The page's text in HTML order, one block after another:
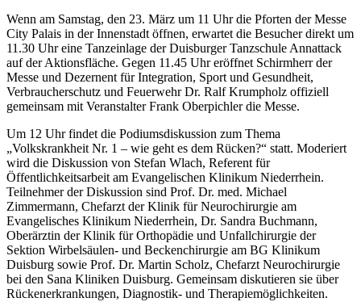
Wenn am Samstag, den 23. März um 11 Uhr die Pforten der Messe
City Palais in der Innenstadt öffnen, erwartet die Besucher direkt um
11.30 Uhr eine Tanzeinlage der Duisburger Tanzschule Annattack
auf der Aktionsfläche. Gegen 11.45 Uhr eröffnet Schirmherr der
Messe und Dezernent für Integration, Sport und Gesundheit,
Verbraucherschutz und Feuerwehr Dr. Ralf Krumpholz offiziell
gemeinsam mit Veranstalter Frank Oberpichler die Messe.
Um 12 Uhr findet die Podiumsdiskussion zum Thema
„Volkskrankheit Nr. 1 – wie geht es dem Rücken?“ statt. Moderiert
wird die Diskussion von Stefan Wlach, Referent für
Öffentlichkeitsarbeit am Evangelischen Klinikum Niederrhein.
Teilnehmer der Diskussion sind Prof. Dr. med. Michael
Zimmermann, Chefarzt der Klinik für Neurochirurgie am
Evangelisches Klinikum Niederrhein, Dr. Sandra Buchmann,
Oberärztin der Klinik für Orthopädie und Unfallchirurgie der
Sektion Wirbelsäulen- und Beckenchirurgie am BG Klinikum
Duisburg sowie Prof. Dr. Martin Scholz, Chefarzt Neurochirurgie
bei den Sana Kliniken Duisburg. Gemeinsam diskutieren sie über
Rückenerkrankungen, Diagnostik- und Therapiemöglichkeiten.